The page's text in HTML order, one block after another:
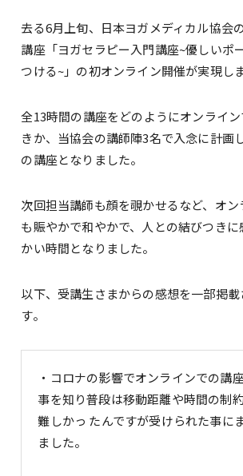
去る6月上旬、日本ヨガメディカル協会
講座「ヨガセラピー入門講座~優しいポ
つける~」の初オンライン開催が実現し
全13時間の講座をどのようにオンライ
きか、当協会の講師陣3名で入念に計画
の講座となりました。
次回担当講師も顔を覗かせるなど、オン
も賑やかで和やかで、人との結びつきに
かい時間となりました。
以下、受講生さまからの感想を一部掲
す。
・コロナの影響でオンラインでの講
事を知り普段は移動距離や時間の制
難しかっ たんですが受けられた事に
ました。